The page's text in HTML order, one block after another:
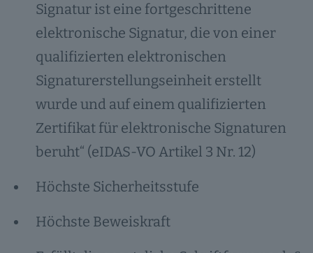
Signatur ist eine fortgeschrittene
elektronische Signatur, die von einer
qualifizierten elektronischen
Signaturerstellungseinheit erstellt
wurde und auf einem qualifizierten
Zertifikat für elektronische Signaturen
beruht“ (eIDAS-VO Artikel 3 Nr. 12)
Höchste Sicherheitsstufe
Höchste Beweiskraft